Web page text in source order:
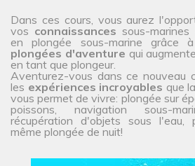
Dans ces cours, vous aurez
vos connaissances sous-
en plongée sous-marine grâce
plongées d'aventure qui
en tant que plongeur.
Aventurez-vous dans ce nouveau
les expériences incroyables que
vous permet de vivre: plongée sur
poissons, navigation sous-
récupération d'objets sous l'eau,
même plongée de nuit!